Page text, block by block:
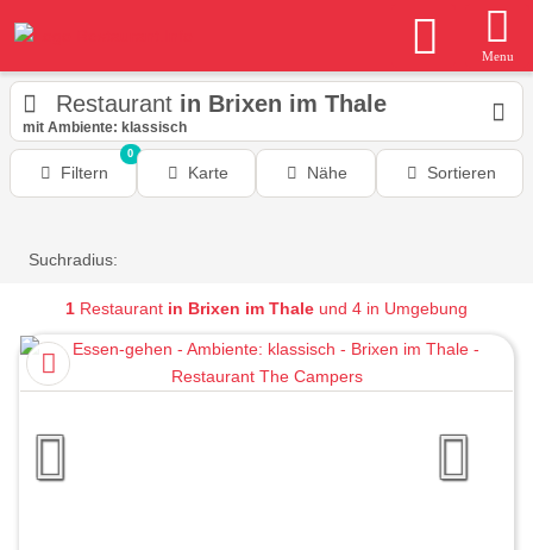
Menu
Restaurant in Brixen im Thale
mit Ambiente: klassisch
Filtern
0
Karte Nähe Sortieren
Suchradius:
1 Restaurant in Brixen im Thale und 4 in Umgebung